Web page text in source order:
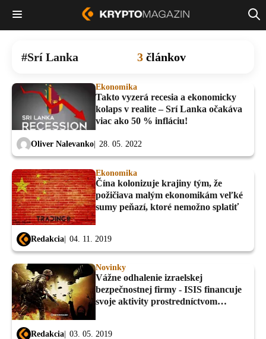
Srí Lanka 3 článkov
Ekonomika
Takto vyzerá recesia a ekonomicky
kolaps v realite – Srí Lanka očakáva
viac ako 50 % infláciu!
Oliver Nalevanko 28. 05. 2022
Ekonomika
Čína kolonizuje krajiny tým, že
požičiava malým ekonomikám veľké
sumy peňazí, ktoré nemožno splatiť
Redakcia 04. 11. 2019
Novinky
Vážne odhalenie izraelskej
bezpečnostnej firmy - ISIS financuje
svoje aktivity prostredníctvom
Redakcia 03. 05. 2019